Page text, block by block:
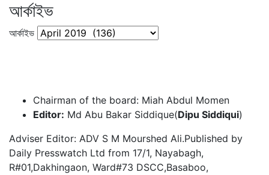
আর্কাইভ
আর্কাইভ
Chairman of the board: Miah Abdul Momen
Editor: Md Abu Bakar Siddique(Dipu Siddiqui)
Adviser Editor: ADV S M Mourshed Ali.Published by
Daily Presswatch Ltd from 17/1, Nayabagh,
R#01,Dakhingaon, Ward#73 DSCC,Basaboo,